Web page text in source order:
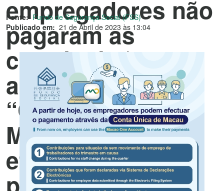
empregadores não
pagaram as
contribuições e
apela ao uso da
“Conta Única de
Macau” para
efectuação de
Fonte: Fundo de Segurança Social (FSS)
Publicado em: 21 de Abril de 2023 às 13:04